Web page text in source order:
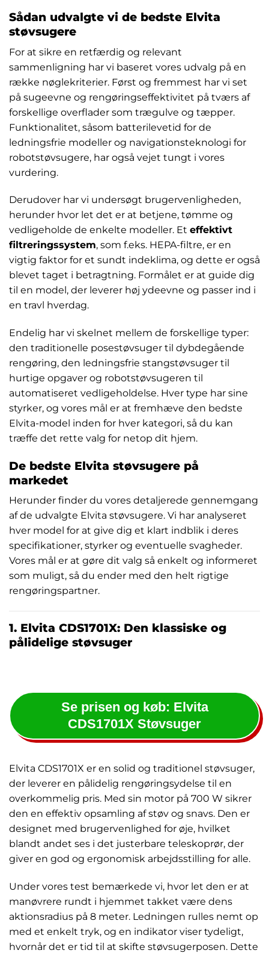
Sådan udvalgte vi de bedste Elvita
støvsugere
For at sikre en retfærdig og relevant
sammenligning har vi baseret vores udvalg på en
række nøglekriterier. Først og fremmest har vi set
på sugeevne og rengøringseffektivitet på tværs af
forskellige overflader som trægulve og tæpper.
Funktionalitet, såsom batterilevetid for de
ledningsfrie modeller og navigationsteknologi for
robotstøvsugere, har også vejet tungt i vores
vurdering.
Derudover har vi undersøgt brugervenligheden,
herunder hvor let det er at betjene, tømme og
vedligeholde de enkelte modeller. Et effektivt
filtreringssystem, som f.eks. HEPA-filtre, er en
vigtig faktor for et sundt indeklima, og dette er også
blevet taget i betragtning. Formålet er at guide dig
til en model, der leverer høj ydeevne og passer ind i
en travl hverdag.
Endelig har vi skelnet mellem de forskellige typer:
den traditionelle posestøvsuger til dybdegående
rengøring, den ledningsfrie stangstøvsuger til
hurtige opgaver og robotstøvsugeren til
automatiseret vedligeholdelse. Hver type har sine
styrker, og vores mål er at fremhæve den bedste
Elvita-model inden for hver kategori, så du kan
træffe det rette valg for netop dit hjem.
De bedste Elvita støvsugere på
markedet
Herunder finder du vores detaljerede gennemgang
af de udvalgte Elvita støvsugere. Vi har analyseret
hver model for at give dig et klart indblik i deres
specifikationer, styrker og eventuelle svagheder.
Vores mål er at gøre dit valg så enkelt og informeret
som muligt, så du ender med den helt rigtige
rengøringspartner.
1. Elvita CDS1701X: Den klassiske og
pålidelige støvsuger
Se prisen og køb: Elvita
CDS1701X Støvsuger
Elvita CDS1701X er en solid og traditionel støvsuger,
der leverer en pålidelig rengøringsydelse til en
overkommelig pris. Med sin motor på 700 W sikrer
den en effektiv opsamling af støv og snavs. Den er
designet med brugervenlighed for øje, hvilket
blandt andet ses i det justerbare teleskoprør, der
giver en god og ergonomisk arbejdsstilling for alle.
Under vores test bemærkede vi, hvor let den er at
manøvrere rundt i hjemmet takket være dens
aktionsradius på 8 meter. Ledningen rulles nemt op
med et enkelt tryk, og en indikator viser tydeligt,
hvornår det er tid til at skifte støvsugerposen. Dette